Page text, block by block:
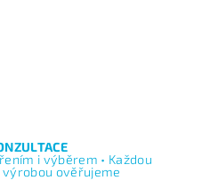
i výběrem • Každou
ověřujeme